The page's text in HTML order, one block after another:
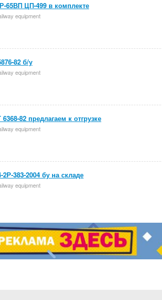
65ВП ЦП-499 в комплекте
equipment
82 б/у
equipment
82 предлагаем к отгрузке
equipment
383-2004 бу на складе
equipment